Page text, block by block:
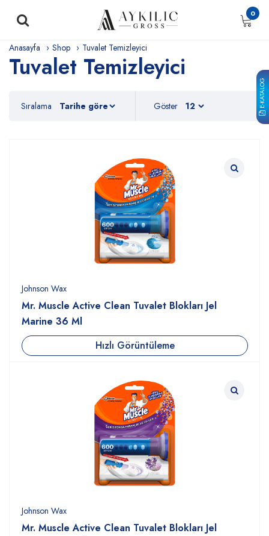
E-KATALOG
0
Anasayfa Shop Tuvalet Temizleyici
Tuvalet Temizleyici
Sıralama Göster
Johnson Wax
Mr. Muscle Active Clean Tuvalet Blokları Jel
Marine 36 Ml
Hızlı Görüntüleme
Johnson Wax
Mr. Muscle Active Clean Tuvalet Blokları Jel